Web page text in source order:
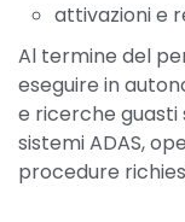
attivazioni e
Al termine del
eseguire in
e ricerche guasti
sistemi ADAS,
procedure